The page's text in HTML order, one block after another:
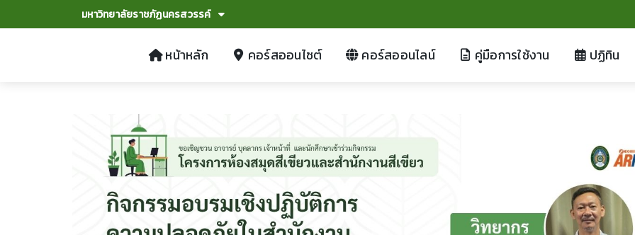
มหาวิทยาลัยราชภัฏนครสวรรค์
หน้าหลัก คอร์สออนไซต์ คอร์สออนไลน์ คู่มือการใช้งาน ปฏิทิน